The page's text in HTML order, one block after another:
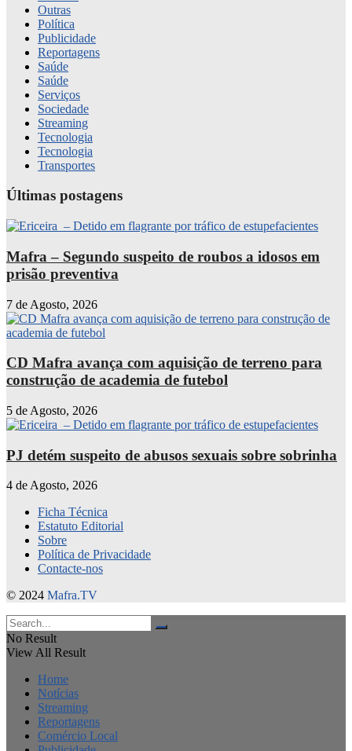
Outras
Política
Publicidade
Reportagens
Saúde
Saúde
Serviços
Sociedade
Streaming
Tecnologia
Tecnologia
Transportes
Últimas postagens
Mafra – Segundo suspeito de roubos a idosos em
prisão preventiva
7 de Agosto, 2026
CD Mafra avança com aquisição de terreno para
construção de academia de futebol
5 de Agosto, 2026
PJ detém suspeito de abusos sexuais sobre sobrinha
4 de Agosto, 2026
Ficha Técnica
Estatuto Editorial
Sobre
Política de Privacidade
Contacte-nos
© 2024 Mafra.TV
No Result
View All Result
Home
Notícias
Streaming
Reportagens
Comércio Local